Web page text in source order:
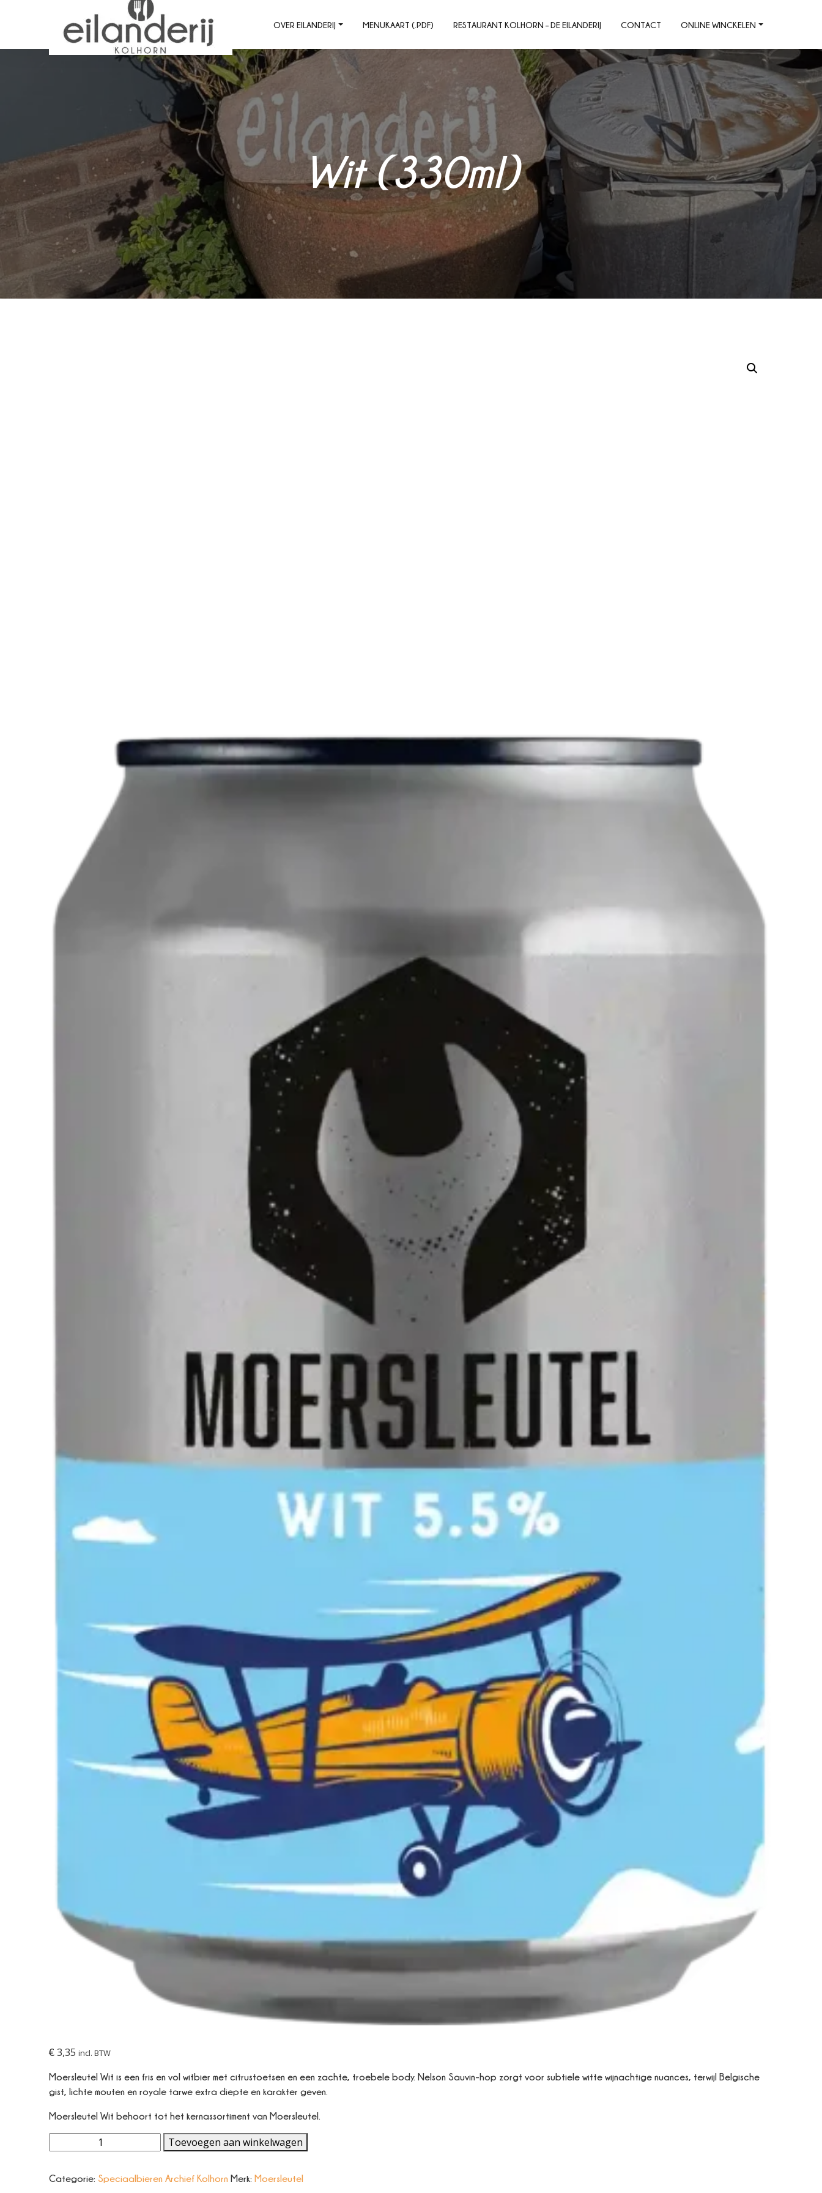
OVER EILANDERIJ MENUKAART (.PDF) RESTAURANT KOLHORN – DE EILANDERIJ CONTACT ONLINE WINCKELEN
Wit (330ml)
€ 3,35 incl. BTW
Moersleutel Wit is een fris en vol witbier met citrustoetsen en een zachte, troebele body. Nelson Sauvin-hop zorgt voor subtiele witte wijnachtige nuances, terwijl Belgische
gist, lichte mouten en royale tarwe extra diepte en karakter geven.
Moersleutel Wit behoort tot het kernassortiment van Moersleutel.
(330ml)
Toevoegen aan winkelwagen
Categorie: Speciaalbieren Archief Kolhorn Merk: Moersleutel